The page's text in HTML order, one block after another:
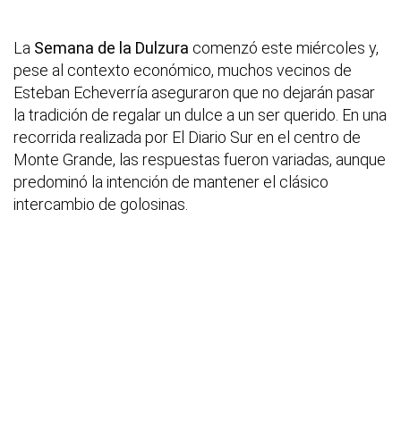
La Semana de la Dulzura comenzó este miércoles y,
pese al contexto económico, muchos vecinos de
Esteban Echeverría aseguraron que no dejarán pasar
la tradición de regalar un dulce a un ser querido. En una
recorrida realizada por El Diario Sur en el centro de
Monte Grande, las respuestas fueron variadas, aunque
predominó la intención de mantener el clásico
intercambio de golosinas.